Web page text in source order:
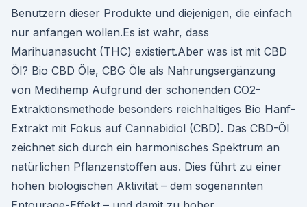
Benutzern dieser Produkte und diejenigen, die einfach
nur anfangen wollen.Es ist wahr, dass
Marihuanasucht (THC) existiert.Aber was ist mit CBD
Öl? Bio CBD Öle, CBG Öle als Nahrungsergänzung
von Medihemp Aufgrund der schonenden CO2-
Extraktionsmethode besonders reichhaltiges Bio Hanf-
Extrakt mit Fokus auf Cannabidiol (CBD). Das CBD-Öl
zeichnet sich durch ein harmonisches Spektrum an
natürlichen Pflanzenstoffen aus. Dies führt zu einer
hohen biologischen Aktivität – dem sogenannten